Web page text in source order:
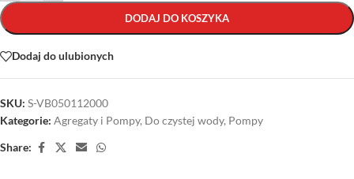
DODAJ DO KOSZYKA
Dodaj do ulubionych
SKU: S-VB050112000
Kategorie: Agregaty i Pompy, Do czystej wody, Pompy
Share: